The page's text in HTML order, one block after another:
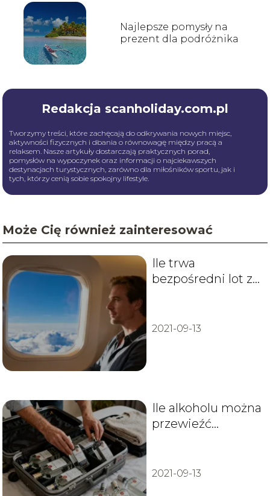
Najlepsze pomysły na
prezent dla podróżnika
Redakcja scanholiday.com.pl
Tworzymy treści, które zachęcają do odkrywania nowych miejsc,
aktywności fizycznych i dbania o równowagę między pracą a
relaksem. Nasze artykuły dostarczają praktycznych porad,
pomysłów na wypoczynek oraz informacji o najciekawszych
destynacjach turystycznych, zarówno dla miłośników sportu, jak i
tych, którzy cenią sobie spokojny lifestyle.
Może Cię również zainteresować
Ile trwa
bezpośredni lot z
2021-09-13
Ile alkoholu można
przewieźć
2021-09-13